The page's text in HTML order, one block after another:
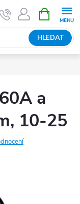
HLEDAT
a
10-25